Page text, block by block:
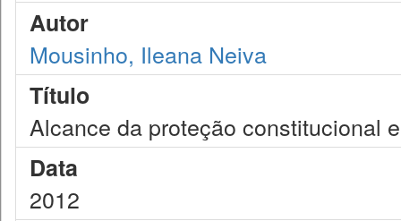
Autor
Mousinho, Ileana Neiva
Título
Alcance da proteção constitucional
Data
2012